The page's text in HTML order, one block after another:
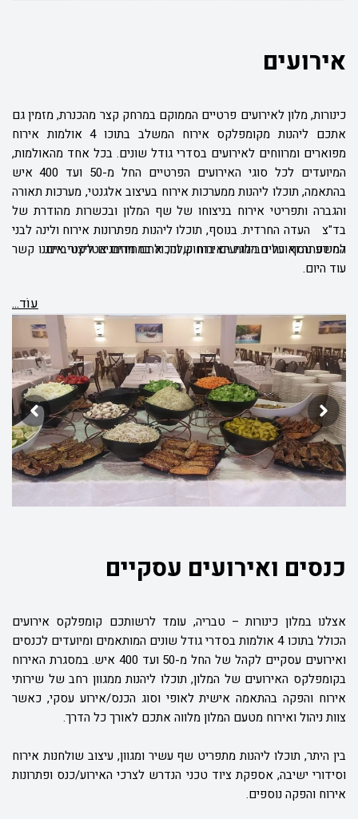
אירועים
כינורות, מלון לאירועים פרטיים הממוקם במרחק קצר מהכנרת, מזמין גם
אתכם ליהנות מקומפלקס אירוח המשלב בתוכו 4 אולמות אירוח
מפוארים ומרווחים לאירועים בסדרי גודל שונים. בכל אחד מהאולמות,
המיועדים לכל סוגי האירועים הפרטיים החל מ-50 ועד 400 איש
בהתאמה, תוכלו ליהנות ממערכות אירוח בעיצוב אלגנטי, מערכות תאורה
והגברה ותפריטי אירוח בניצוחו של שף המלון ובכשרות מהודרת של
בד"צ
העדה החרדית. בנוסף, תוכלו ליהנות מפתרונות אירוח ולינה לבני
המשפחה ואורחים המגיעים ברחוק, והכול במחירים אטרקטיביים.
למידע נוסף על חבילות האירוח שלנו, אתם מוזמנים ליצור איתנו קשר
עוד היום.
עוֹד...
כנסים ואירועים עסקיים
אצלנו במלון כינורות – טבריה, עומד לרשותכם קומפלקס אירועים
הכולל בתוכו 4 אולמות בסדרי גודל שונים המותאמים ומיועדים לכנסים
ואירועים עסקיים לקהל של החל מ-50 ועד 400 איש. במסגרת האירוח
בקומפלקס האירועים של המלון, תוכלו ליהנות ממגוון רחב של שירותי
אירוח והפקה בהתאמה אישית לאופי וסוג הכנס/אירוע עסקי, כאשר
צוות ניהול ואירוח מטעם המלון מלווה אתכם לאורך כל הדרך.
בין היתר, תוכלו ליהנות מתפריט שף עשיר ומגוון, עיצוב שולחנות אירוח
וסידורי ישיבה, אספקת ציוד טכני הנדרש לצרכי האירוע/כנס ופתרונות
אירוח והפקה נוספים.